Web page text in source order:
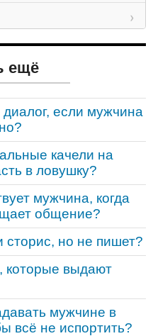
ещё
если мужчина
качели на
в ловушку?
мужчина, когда
общение?
но не пишет?
которые выдают
мужчине в
всё не испортить?